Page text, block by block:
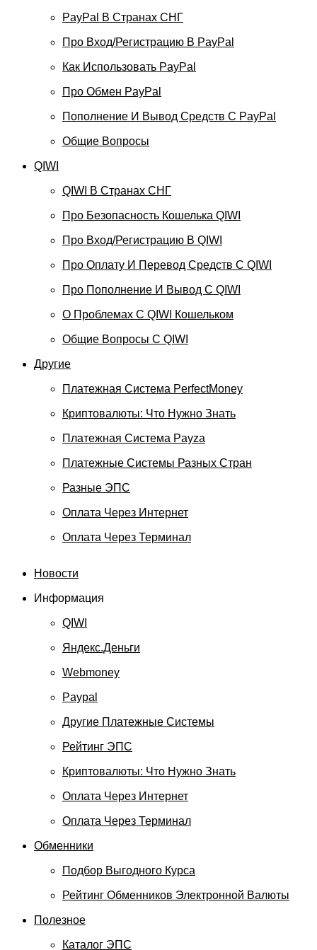
PayPal В Странах СНГ
Про Вход/регистрацию В PayPal
Как Использовать PayPal
Про Обмен PayPal
Пополнение И Вывод Средств С PayPal
Общие Вопросы
QIWI
QIWI В Странах СНГ
Про Безопасность Кошелька QIWI
Про Вход/регистрацию В QIWI
Про Оплату И Перевод Средств C QIWI
Про Пополнение И Вывод С QIWI
О Проблемах С QIWI Кошельком
Общие Вопросы С QIWI
Другие
Платежная Система PerfectMoney
Криптовалюты: Что Нужно Знать
Платежная Система Payza
Платежные Системы Разных Стран
Разные ЭПС
Оплата Через Интернет
Оплата Через Терминал
Новости
Информация
QIWI
Яндекс.Деньги
Webmoney
Paypal
Другие Платежные Системы
Рейтинг ЭПС
Криптовалюты: Что Нужно Знать
Оплата Через Интернет
Оплата Через Терминал
Обменники
Подбор Выгодного Курса
Рейтинг Обменников Электронной Валюты
Полезное
Каталог ЭПС